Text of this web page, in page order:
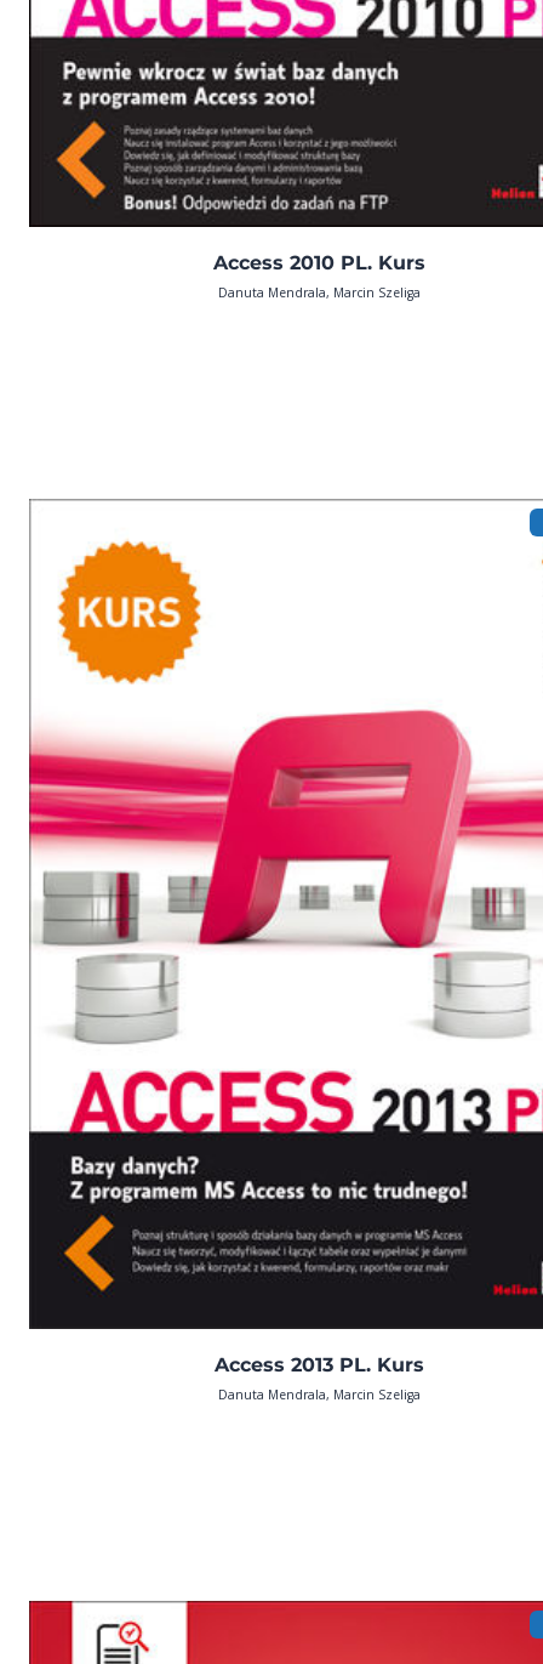
Access 2010 PL. Kurs
Danuta Mendrala, Marcin Szeliga
Access 2013 PL. Kurs
Danuta Mendrala, Marcin Szeliga